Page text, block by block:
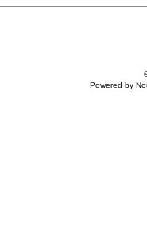
Powered by